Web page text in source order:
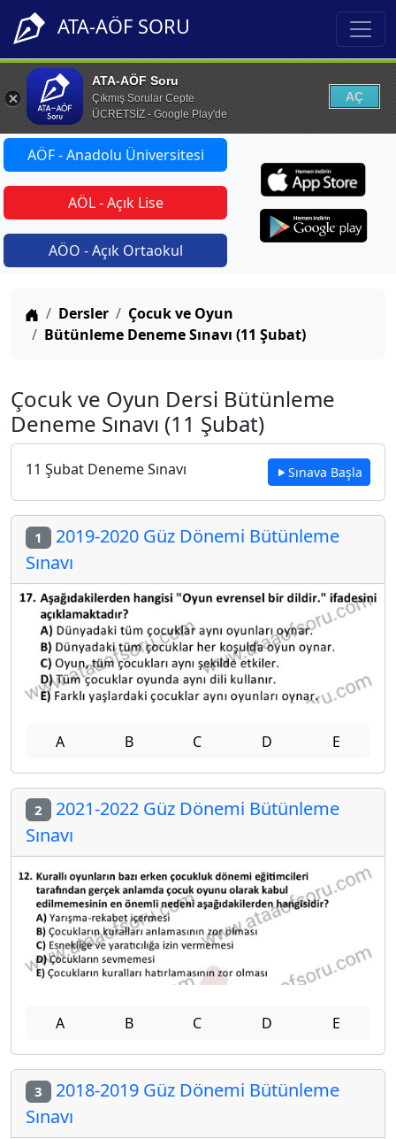
ATA-AÖF SORU
ATA-AÖF Soru
Çıkmış Sorular Cepte
ÜCRETSİZ - Google Play'de
AÇ
AÖF - Anadolu Üniversitesi
AÖL - Açık Lise
AÖO - Açık Ortaokul
Anasayfa
Dersler
Çocuk ve Oyun
Bütünleme Deneme Sınavı (11 Şubat)
Çocuk ve Oyun Dersi Bütünleme
Deneme Sınavı (11 Şubat)
11 Şubat Deneme Sınavı Sınava Başla
1 2019-2020 Güz Dönemi Bütünleme
Sınavı
A B C D E
2 2021-2022 Güz Dönemi Bütünleme
Sınavı
A B C D E
3 2018-2019 Güz Dönemi Bütünleme
Sınavı